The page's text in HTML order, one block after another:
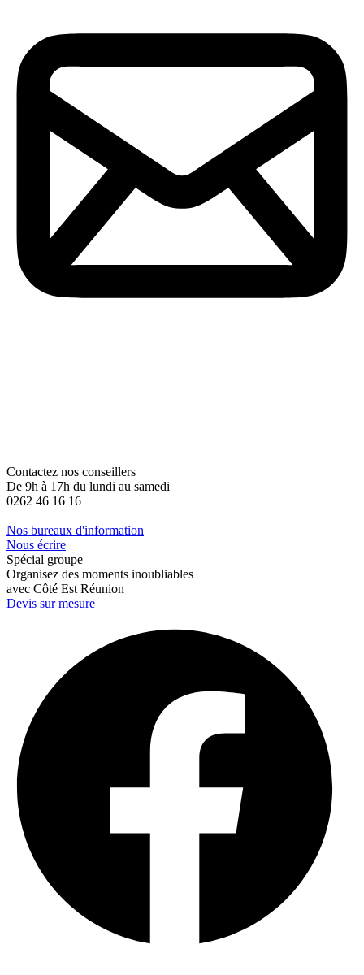
Contactez nos conseillers
De 9h à 17h du lundi au samedi
0262 46 16 16
Nos bureaux d'information
Nous écrire
Spécial groupe
Organisez des moments inoubliables
avec Côté Est Réunion
Devis sur mesure